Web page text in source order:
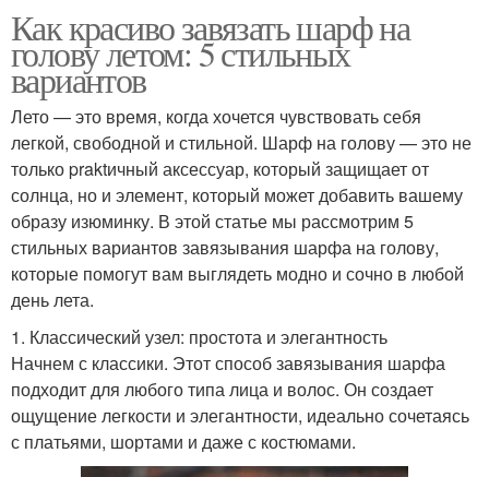
Как красиво завязать шарф на
голову летом: 5 стильных
вариантов
Лето — это время, когда хочется чувствовать себя
легкой, свободной и стильной. Шарф на голову — это не
только praktичный аксессуар, который защищает от
солнца, но и элемент, который может добавить вашему
образу изюминку. В этой статье мы рассмотрим 5
стильных вариантов завязывания шарфа на голову,
которые помогут вам выглядеть модно и сочно в любой
день лета.
1. Классический узел: простота и элегантность
Начнем с классики. Этот способ завязывания шарфа
подходит для любого типа лица и волос. Он создает
ощущение легкости и элегантности, идеально сочетаясь
с платьями, шортами и даже с костюмами.